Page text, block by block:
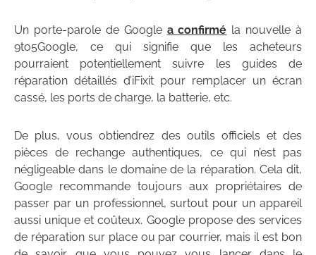
Un porte-parole de Google a confirmé la nouvelle à
9to5Google, ce qui signifie que les acheteurs
pourraient potentiellement suivre les guides de
réparation détaillés d’iFixit pour remplacer un écran
cassé, les ports de charge, la batterie, etc.
De plus, vous obtiendrez des outils officiels et des
pièces de rechange authentiques, ce qui n’est pas
négligeable dans le domaine de la réparation. Cela dit,
Google recommande toujours aux propriétaires de
passer par un professionnel, surtout pour un appareil
aussi unique et coûteux. Google propose des services
de réparation sur place ou par courrier, mais il est bon